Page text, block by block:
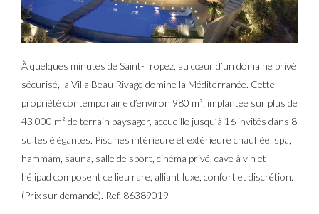
À quelques minutes de Saint-Tropez, au cœur d’un domaine privé
sécurisé, la Villa Beau Rivage domine la Méditerranée. Cette
propriété contemporaine d’environ 980 m², implantée sur plus de
43 000 m² de terrain paysager, accueille jusqu’à 16 invités dans 8
suites élégantes. Piscines intérieure et extérieure chauffée, spa,
hammam, sauna, salle de sport, cinéma privé, cave à vin et
hélipad composent ce lieu rare, alliant luxe, confort et discrétion.
(Prix sur demande). Ref. 86389019